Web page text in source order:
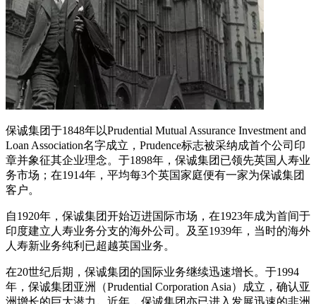
保诚集团于1848年以Prudential Mutual Assurance Investment and
Loan Association名字成立，Prudence标志被采纳成首个公司印
章并象征其企业理念。于1898年，保诚集团已领先英国人寿业
务市场；在1914年，平均每3个英国家庭便有一家为保诚集团
客户。
自1920年，保诚集团开始迈进国际市场，在1923年成为首间于
印度建立人寿业务分支的海外公司。及至1939年，当时的海外
人寿新业务纯利已超越英国业务。
在20世纪后期，保诚集团的国际业务继续迅速增长。于1994
年，保诚集团亚洲（Prudential Corporation Asia）成立，确认亚
洲增长的巨大潜力。近年，保诚集团亦已进入发展迅速的非洲